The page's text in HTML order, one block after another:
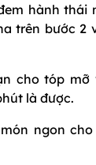
hành thái
trên bước 2
cho tóp
là được.
ngon